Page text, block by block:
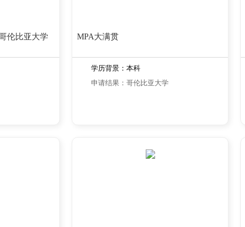
伦比亚大学
MPA大满贯
学历背景：本科
申请结果：哥伦比亚大学